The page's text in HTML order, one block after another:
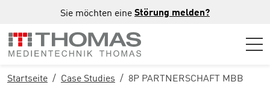
Zur Hauptnavigation springen
Zum Hauptinhalt springen
Zur Fußzeile der Seite springen
Sie möchten eineStörung melden?
Startseite Case Studies 8P PARTNERSCHAFT MBB